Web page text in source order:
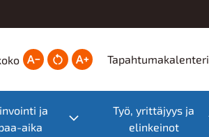
Tapahtumakalenteri
ja
aika
Toggle submenu
Työ, yrittäjyys ja
elinkeinot